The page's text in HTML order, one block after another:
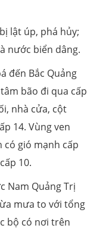
lật úp, phá hủy;
nước biển dâng.
đến Bắc Quảng
bão đi qua cấp
nhà cửa, cột
14. Vùng ven
có gió mạnh cấp
10.
Nam Quảng Trị
mưa to với tổng
bộ có nơi trên